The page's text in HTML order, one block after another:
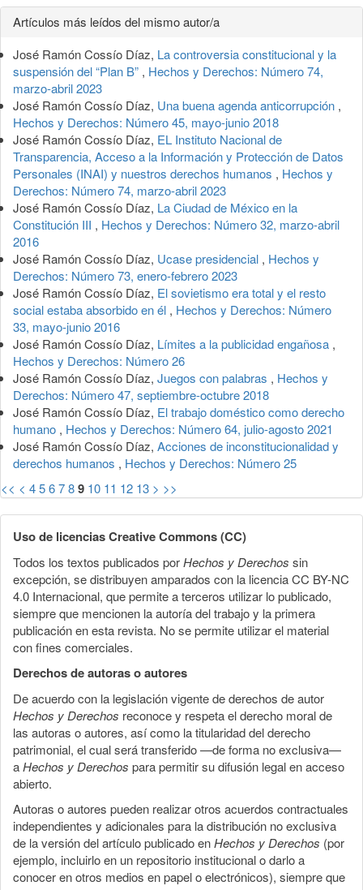
Detalles
del
artículo
Artículos más leídos del mismo autor/a
José Ramón Cossío Díaz, La controversia constitucional y la
suspensión del “Plan B” , Hechos y Derechos: Número 74,
marzo-abril 2023
José Ramón Cossío Díaz, Una buena agenda anticorrupción ,
Hechos y Derechos: Número 45, mayo-junio 2018
José Ramón Cossío Díaz, EL Instituto Nacional de
Transparencia, Acceso a la Información y Protección de Datos
Personales (INAI) y nuestros derechos humanos , Hechos y
Derechos: Número 74, marzo-abril 2023
José Ramón Cossío Díaz, La Ciudad de México en la
Constitución III , Hechos y Derechos: Número 32, marzo-abril
2016
José Ramón Cossío Díaz, Ucase presidencial , Hechos y
Derechos: Número 73, enero-febrero 2023
José Ramón Cossío Díaz, El sovietismo era total y el resto
social estaba absorbido en él , Hechos y Derechos: Número
33, mayo-junio 2016
José Ramón Cossío Díaz, Límites a la publicidad engañosa ,
Hechos y Derechos: Número 26
José Ramón Cossío Díaz, Juegos con palabras , Hechos y
Derechos: Número 47, septiembre-octubre 2018
José Ramón Cossío Díaz, El trabajo doméstico como derecho
humano , Hechos y Derechos: Número 64, julio-agosto 2021
José Ramón Cossío Díaz, Acciones de inconstitucionalidad y
derechos humanos , Hechos y Derechos: Número 25
<< < 456789 10 11 12 13 > >>
Uso de licencias Creative Commons (CC)
Todos los textos publicados porHechos y Derechos sin
excepción, se distribuyen amparados con la licencia CC BY-NC
4.0 Internacional, que permite a terceros utilizar lo publicado,
siempre que mencionen la autoría del trabajo y la primera
publicación en esta revista. No se permite utilizar el material
con fines comerciales.
Derechos de autoras o autores
De acuerdo con la legislación vigente de derechos de autor
Hechos y Derechos reconoce y respeta el derecho moral de
las autoras o autores, así como la titularidad del derecho
patrimonial, el cual será transferido —de forma no exclusiva—
aHechos y Derechos para permitir su difusión legal en acceso
abierto.
Autoras o autores pueden realizar otros acuerdos contractuales
independientes y adicionales para la distribución no exclusiva
de la versión del artículo publicado enHechos y Derechos (por
ejemplo, incluirlo en un repositorio institucional o darlo a
conocer en otros medios en papel o electrónicos), siempre que